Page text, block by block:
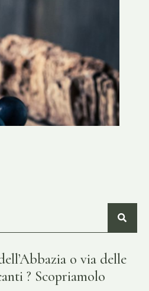
o via delle
? Scopriamolo